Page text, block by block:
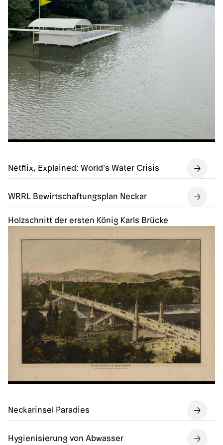
Netflix, Explained: World's Water Crisis
WRRL Bewirtschaftungsplan Neckar
Holzschnitt der ersten König Karls Brücke
Neckarinsel Paradies
Hygienisierung von Abwasser